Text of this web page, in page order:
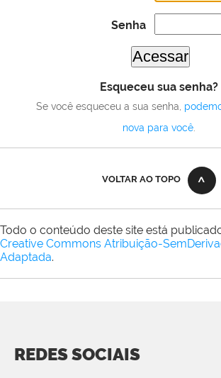
Senha
Esqueceu sua senha?
Se você esqueceu a sua senha,
nova para você.
VOLTAR AO TOPO
Todo o conteúdo deste site está
Creative Commons Atribuição-
Adaptada.
REDES SOCIAIS